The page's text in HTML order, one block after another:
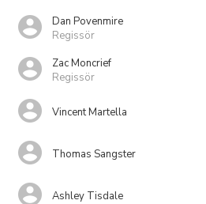
Dan Povenmire
Regissör
Zac Moncrief
Regissör
Vincent Martella
Thomas Sangster
Ashley Tisdale